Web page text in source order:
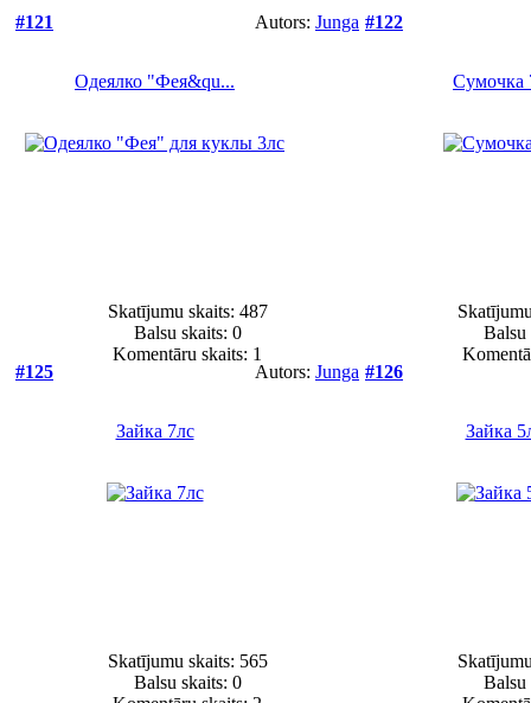
#121 Autors: Junga
Одеялко "Фея&qu...
Skatījumu skaits: 487
Balsu skaits: 0
Komentāru skaits: 1
#122
Сумочка
#125
Autors: Junga
Зайка 7лс
Skatījumu skaits: 565
Balsu skaits: 0
#126
Зайка